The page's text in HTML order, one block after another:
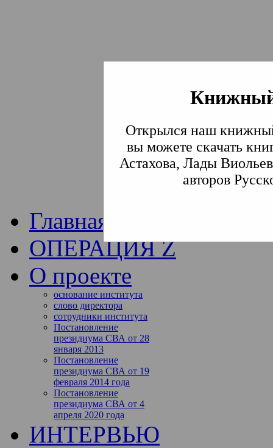
Открылся наш
вы можете скачать
Астахова, Лады
авторов
Институт
Традиции СВА
Главная
ОПЕРАЦИЯ Z
О проекте
основание института
слово директора
сотрудники института
Постановление
президиума СВА от 28
января 2013
Постановление
президиума СВА от 19
февраля 2014 года
Постановление
президиума СВА от 4
апреля 2020 года
ИНТЕРВЬЮ